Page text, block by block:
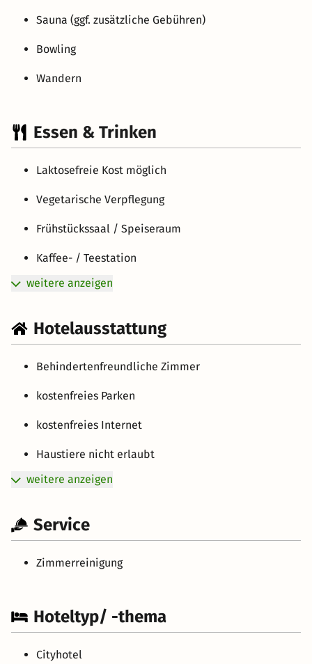
Sauna (ggf. zusätzliche Gebühren)
Bowling
Wandern
Essen & Trinken
Laktosefreie Kost möglich
Vegetarische Verpflegung
Frühstückssaal / Speiseraum
Kaffee- / Teestation
weitere anzeigen
Hotelausstattung
Behindertenfreundliche Zimmer
kostenfreies Parken
kostenfreies Internet
Haustiere nicht erlaubt
weitere anzeigen
Service
Zimmerreinigung
Hoteltyp/ -thema
Cityhotel